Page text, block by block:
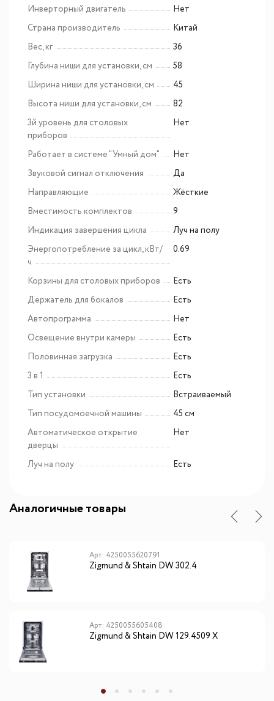
Инверторный двигатель
Нет
Страна производитель
Китай
Вес, кг
36
Глубина ниши для установки, см
58
Ширина ниши для установки, см
45
Высота ниши для установки, см
82
3й уровень для столовых
приборов
Нет
Работает в системе "Умный дом"
Нет
Звуковой сигнал отключения
Да
Направляющие
Жёсткие
Вместимость комплектов
9
Индикация завершения цикла
Луч на полу
Энергопотребление за цикл, кВт/
ч
0.69
Корзины для столовых приборов
Есть
Держатель для бокалов
Есть
Автопрограмма
Нет
Освещение внутри камеры
Есть
Половинная загрузка
Есть
3 в 1
Есть
Тип установки
Встраиваемый
Тип посудомоечной машины
45 см
Автоматическое открытие
дверцы
Нет
Луч на полу Есть
Аналогичные товары
Арт: 4250055620791
Zigmund & Shtain DW 302.4
Арт: 4250055605408
Zigmund & Shtain DW 129.4509 X